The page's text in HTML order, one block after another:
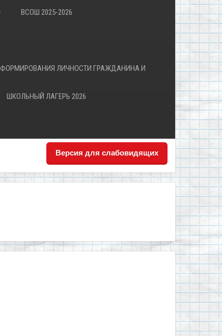
ВСОШ 2025-2026
ЛИЧНОСТИ ГРАЖДАНИНА И
ШКОЛЬНЫЙ ЛАГЕРЬ 2026
Версия для слабовидящих